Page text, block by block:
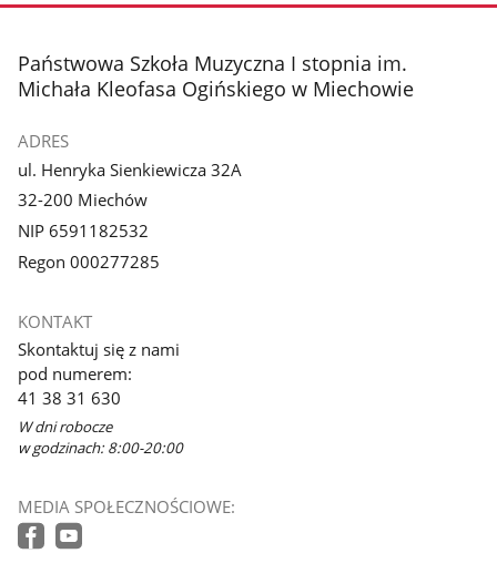
stopka
Państwowa Szkoła Muzyczna I stopnia im.
Michała Kleofasa Ogińskiego w Miechowie
ADRES
ul. Henryka Sienkiewicza 32A
32-200 Miechów
NIP 6591182532
Regon 000277285
KONTAKT
Skontaktuj się z nami
pod numerem:
41 38 31 630
W dni robocze
w godzinach: 8:00-20:00
MEDIA SPOŁECZNOŚCIOWE: